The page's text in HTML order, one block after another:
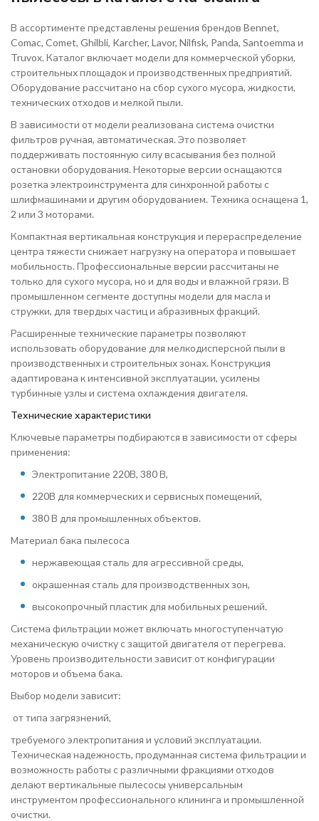
В ассортименте представлены решения брендов Bennet,
Comac, Comet, Ghilbli, Karcher, Lavor, Nilfisk, Panda, Santoemma и
Truvox. Каталог включает модели для коммерческой уборки,
строительных площадок и производственных предприятий.
Оборудование рассчитано на сбор сухого мусора, жидкости,
технических отходов и мелкой пыли.
В зависимости от модели реализована система очистки
фильтров ручная, автоматическая. Это позволяет
поддерживать постоянную силу всасывания без полной
остановки оборудования. Некоторые версии оснащаются
розетка электроинструмента для синхронной работы с
шлифмашинами и другим оборудованием. Техника оснащена 1,
2 или 3 моторами.
Компактная вертикальная конструкция и перераспределение
центра тяжести снижает нагрузку на оператора и повышает
мобильность. Профессиональные версии рассчитаны не
только для сухого мусора, но и для воды и влажной грязи. В
промышленном сегменте доступны модели для масла и
стружки, для твердых частиц и абразивных фракций.
Расширенные технические параметры позволяют
использовать оборудование для мелкодисперсной пыли в
производственных и строительных зонах. Конструкция
адаптирована к интенсивной эксплуатации, усилены
турбинные узлы и система охлаждения двигателя.
Технические характеристики
Ключевые параметры подбираются в зависимости от сферы
применения:
Электропитание 220В, 380 В,
220В для коммерческих и сервисных помещений,
380 В для промышленных объектов.
Материал бака пылесоса
нержавеющая сталь для агрессивной среды,
окрашенная сталь для производственных зон,
высокопрочный пластик для мобильных решений.
Система фильтрации может включать многоступенчатую
механическую очистку с защитой двигателя от перегрева.
Уровень производительности зависит от конфигурации
моторов и объема бака.
Выбор модели зависит:
от типа загрязнений,
требуемого электропитания и условий эксплуатации.
Техническая надежность, продуманная система фильтрации и
возможность работы с различными фракциями отходов
делают вертикальные пылесосы универсальным
инструментом профессионального клининга и промышленной
очистки.